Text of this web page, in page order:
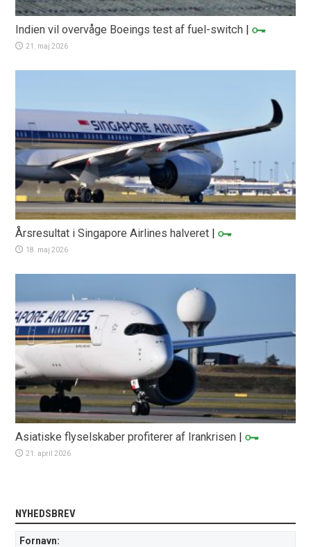
Indien vil overvåge Boeings test af fuel-switch |
21. maj 2026
Årsresultat i Singapore Airlines halveret |
18. maj 2026
Asiatiske flyselskaber profiterer af Irankrisen |
21. april 2026
NYHEDSBREV
Fornavn: